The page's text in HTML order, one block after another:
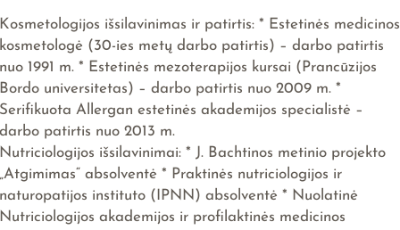
Kosmetologijos išsilavinimas ir patirtis: * Estetinės medicinos
kosmetologė (30-ies metų darbo patirtis) – darbo patirtis
nuo 1991 m. * Estetinės mezoterapijos kursai (Prancūzijos
Bordo universitetas) – darbo patirtis nuo 2009 m. *
Serifikuota Allergan estetinės akademijos specialistė –
darbo patirtis nuo 2013 m.
Nutriciologijos išsilavinimai: * J. Bachtinos metinio projekto
„Atgimimas“ absolventė * Praktinės nutriciologijos ir
naturopatijos instituto (IPNN) absolventė * Nuolatinė
Nutriciologijos akademijos ir profilaktinės medicinos